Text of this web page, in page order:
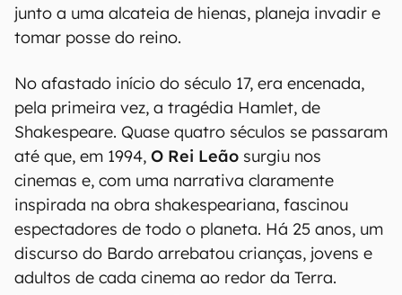
junto a uma alcateia de hienas, planeja invadir e
tomar posse do reino.
No afastado início do século 17, era encenada,
pela primeira vez, a tragédia Hamlet, de
Shakespeare. Quase quatro séculos se passaram
até que, em 1994, O Rei Leão surgiu nos
cinemas e, com uma narrativa claramente
inspirada na obra shakespeariana, fascinou
espectadores de todo o planeta. Há 25 anos, um
discurso do Bardo arrebatou crianças, jovens e
adultos de cada cinema ao redor da Terra.